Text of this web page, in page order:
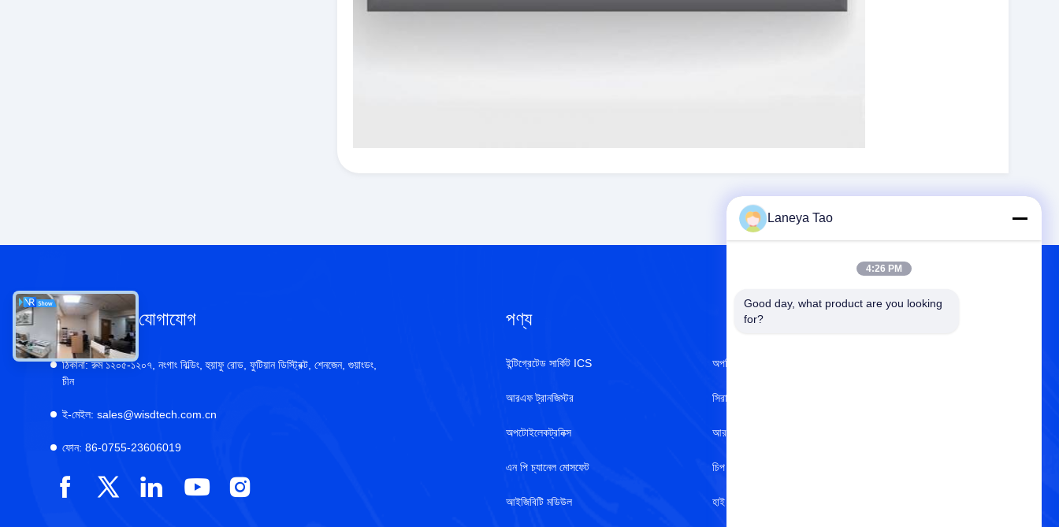
আমাদের সাথে যোগাযোগ
ঠিকানা:রুম ১২০৫-১২০৭, নংগাং বিল্ডিং, হুয়াফু রোড, ফুটিয়ান ডিস্ট্রিক্ট, শেনজেন, গুয়াংডং,
চীন
ই-মেইল: sales@wisdtech.com.cn
ফোন: 86-0755-23606019
পণ্য
ইন্টিগ্রেটেড সার্কিট ICS
আরএফ ট্রানজিস্টর
অপটোইলেকট্রনিক্স
এন পি চ্যানেল মোসফেট
আইজিবিটি মডিউল
অপটিক্যাল সেন্সর
সিরামিক ক্যাপাসিটার
আরএফ ইন্ডাক্টর
চিপ রেজিস্টর
হাই পাওয়ার এলইডি
Laneya Tao
4:26 PM
Good day, what product are you looking
for?